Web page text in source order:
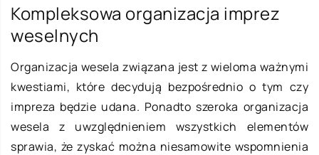
Kompleksowa organizacja imprez
weselnych
Organizacja wesela związana jest z wieloma ważnymi
kwestiami, które decydują bezpośrednio o tym czy
impreza będzie udana. Ponadto szeroka organizacja
wesela z uwzględnieniem wszystkich elementów
sprawia, że zyskać można niesamowite wspomnienia